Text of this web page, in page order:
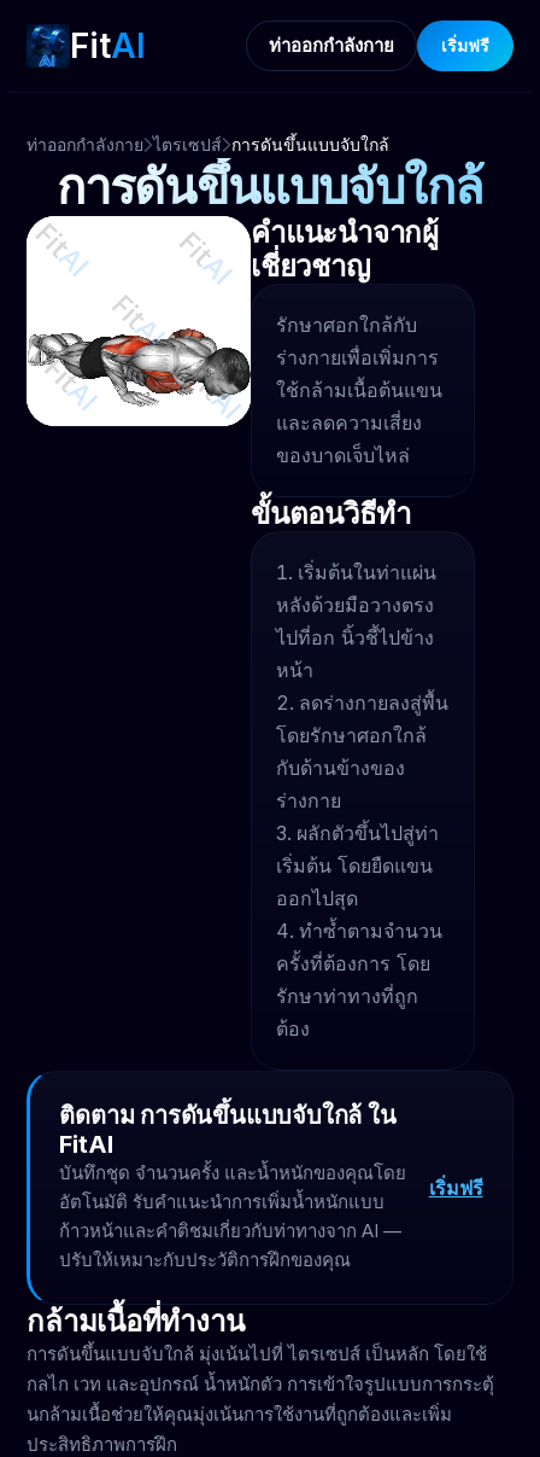
FitAI ท่าออกกำลังกาย เริ่มฟรี
ท่าออกกำลังกาย ไตรเซปส์ การดันขึ้นแบบจับใกล้
การดันขึ้นแบบจับใกล้
คำแนะนำจากผู้
เชี่ยวชาญ
รักษาศอกใกล้กับ
ร่างกายเพื่อเพิ่มการ
ใช้กล้ามเนื้อต้นแขน
และลดความเสี่ยง
ของบาดเจ็บไหล่
ขั้นตอนวิธีทำ
เริ่มต้นในท่าแผ่น
หลังด้วยมือวางตรง
ไปที่อก นิ้วชี้ไปข้าง
หน้า
ลดร่างกายลงสู่พื้น
โดยรักษาศอกใกล้
กับด้านข้างของ
ร่างกาย
ผลักตัวขึ้นไปสู่ท่า
เริ่มต้น โดยยืดแขน
ออกไปสุด
ทำซ้ำตามจำนวน
ครั้งที่ต้องการ โดย
รักษาท่าทางที่ถูก
ต้อง
ติดตาม การดันขึ้นแบบจับใกล้ ใน
FitAI
บันทึกชุด จำนวนครั้ง และน้ำหนักของคุณโดย
อัตโนมัติ รับคำแนะนำการเพิ่มน้ำหนักแบบ
ก้าวหน้าและคำติชมเกี่ยวกับท่าทางจาก AI —
ปรับให้เหมาะกับประวัติการฝึกของคุณ
เริ่มฟรี
กล้ามเนื้อที่ทำงาน
การดันขึ้นแบบจับใกล้ มุ่งเน้นไปที่ ไตรเซปส์ เป็นหลัก โดยใช้
กลไก เวท และอุปกรณ์ น้ำหนักตัว การเข้าใจรูปแบบการกระตุ้
นกล้ามเนื้อช่วยให้คุณมุ่งเน้นการใช้งานที่ถูกต้องและเพิ่ม
ประสิทธิภาพการฝึก